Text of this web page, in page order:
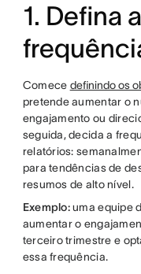
1. Defina
Comece definindo os
pretende aumentar o
engajamento ou
seguida, decida a
relatórios:
para tendências de
resumos de alto nível.
Exemplo:uma equipe
aumentar o
terceiro trimestre e
essa frequência.